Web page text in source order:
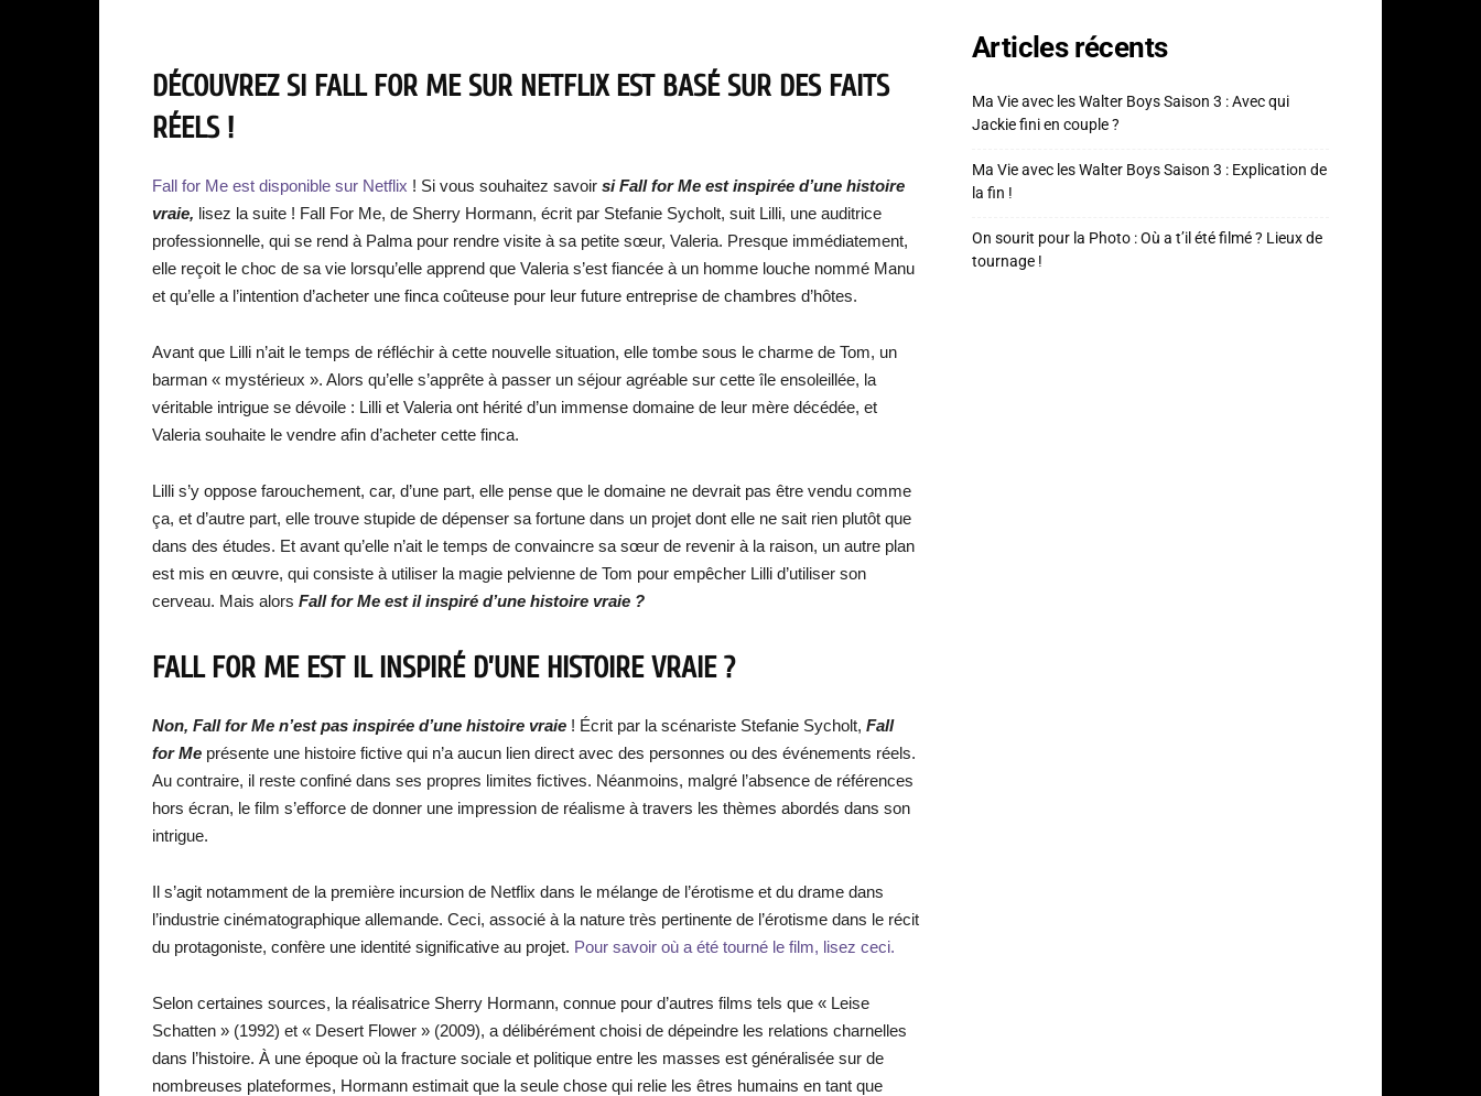
DÉCOUVREZ SI FALL FOR ME SUR NETFLIX EST BASÉ SUR DES FAITS
RÉELS !
Fall for Me est disponible sur Netflix ! Si vous souhaitez savoir si Fall for Me est inspirée d’une histoire
vraie, lisez la suite ! Fall For Me, de Sherry Hormann, écrit par Stefanie Sycholt, suit Lilli, une auditrice
professionnelle, qui se rend à Palma pour rendre visite à sa petite sœur, Valeria. Presque immédiatement,
elle reçoit le choc de sa vie lorsqu’elle apprend que Valeria s’est fiancée à un homme louche nommé Manu
et qu’elle a l’intention d’acheter une finca coûteuse pour leur future entreprise de chambres d’hôtes.
Avant que Lilli n’ait le temps de réfléchir à cette nouvelle situation, elle tombe sous le charme de Tom, un
barman « mystérieux ». Alors qu’elle s’apprête à passer un séjour agréable sur cette île ensoleillée, la
véritable intrigue se dévoile : Lilli et Valeria ont hérité d’un immense domaine de leur mère décédée, et
Valeria souhaite le vendre afin d’acheter cette finca.
Lilli s’y oppose farouchement, car, d’une part, elle pense que le domaine ne devrait pas être vendu comme
ça, et d’autre part, elle trouve stupide de dépenser sa fortune dans un projet dont elle ne sait rien plutôt que
dans des études. Et avant qu’elle n’ait le temps de convaincre sa sœur de revenir à la raison, un autre plan
est mis en œuvre, qui consiste à utiliser la magie pelvienne de Tom pour empêcher Lilli d’utiliser son
cerveau. Mais alors Fall for Me est il inspiré d’une histoire vraie ?
FALL FOR ME EST IL INSPIRÉ D’UNE HISTOIRE VRAIE ?
Non, Fall for Me n’est pas inspirée d’une histoire vraie ! Écrit par la scénariste Stefanie Sycholt, Fall
for Me présente une histoire fictive qui n’a aucun lien direct avec des personnes ou des événements réels.
Au contraire, il reste confiné dans ses propres limites fictives. Néanmoins, malgré l’absence de références
hors écran, le film s’efforce de donner une impression de réalisme à travers les thèmes abordés dans son
intrigue.
Il s’agit notamment de la première incursion de Netflix dans le mélange de l’érotisme et du drame dans
l’industrie cinématographique allemande. Ceci, associé à la nature très pertinente de l’érotisme dans le récit
du protagoniste, confère une identité significative au projet. Pour savoir où a été tourné le film, lisez ceci.
Selon certaines sources, la réalisatrice Sherry Hormann, connue pour d’autres films tels que « Leise
Schatten » (1992) et « Desert Flower » (2009), a délibérément choisi de dépeindre les relations charnelles
dans l’histoire. À une époque où la fracture sociale et politique entre les masses est généralisée sur de
nombreuses plateformes, Hormann estimait que la seule chose qui relie les êtres humains en tant que
Articles récents
Ma Vie avec les Walter Boys Saison 3 : Avec qui
Jackie fini en couple ?
Ma Vie avec les Walter Boys Saison 3 : Explication de
la fin !
On sourit pour la Photo : Où a t’il été filmé ? Lieux de
tournage !